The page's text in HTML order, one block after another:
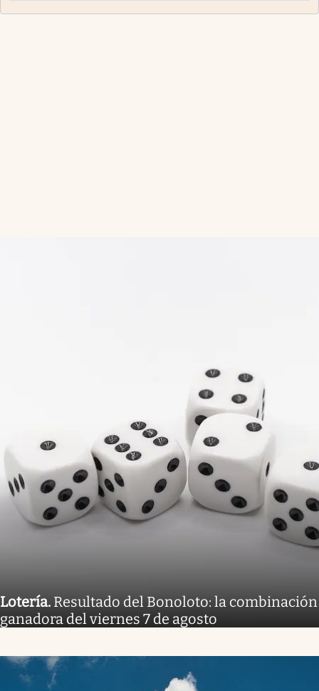
Lotería. Resultado del Bonoloto: la combinación
ganadora del viernes 7 de agosto